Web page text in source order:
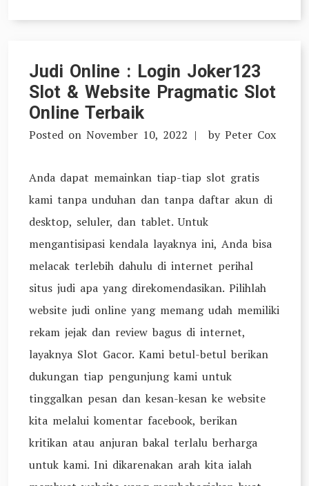
Judi Online : Login Joker123
Slot & Website Pragmatic Slot
Online Terbaik
Posted on November 10, 2022 by Peter Cox
Anda dapat memainkan tiap-tiap slot gratis
kami tanpa unduhan dan tanpa daftar akun di
desktop, seluler, dan tablet. Untuk
mengantisipasi kendala layaknya ini, Anda bisa
melacak terlebih dahulu di internet perihal
situs judi apa yang direkomendasikan. Pilihlah
website judi online yang memang udah memiliki
rekam jejak dan review bagus di internet,
layaknya Slot Gacor. Kami betul-betul berikan
dukungan tiap pengunjung kami untuk
tinggalkan pesan dan kesan-kesan ke website
kita melalui komentar facebook, berikan
kritikan atau anjuran bakal terlalu berharga
untuk kami. Ini dikarenakan arah kita ialah